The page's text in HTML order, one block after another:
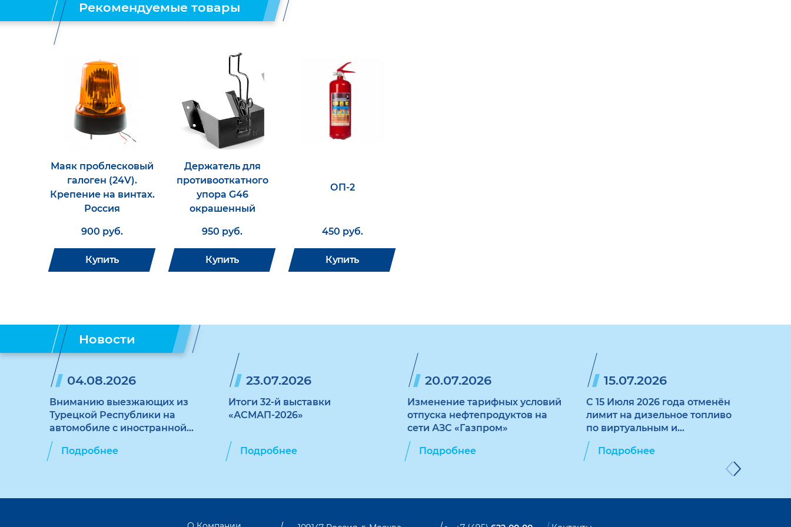
Рекомендуемые товары
Маяк проблесковый
галоген (24V).
Крепение на винтах.
Россия
900 руб.
Купить
Держатель для
противооткатного
упора G46
окрашенный
950 руб.
Купить
ОП-2
450 руб.
Купить
Новости
04.08.2026
Вниманию выезжающих из
Турецкой Республики на
автомобиле с иностранной
регистрацией
Подробнее
23.07.2026
Итоги 32-й выставки
«АСМАП-2026»
Подробнее
20.07.2026
Изменение тарифных условий
отпуска нефтепродуктов на
сети АЗС «Газпром»
Подробнее
15.07.2026
C 15 Июля 2026 года отменён
лимит на дизельное топливо
по виртуальным и
пластиковым картам
"ЛУКОЙЛ"
Подробнее